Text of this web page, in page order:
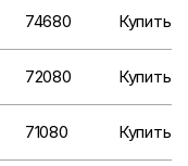
74680 Купить
72080 Купить
71080 Купить